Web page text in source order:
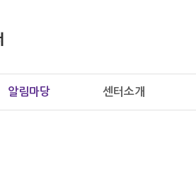
알림마당 센터소개